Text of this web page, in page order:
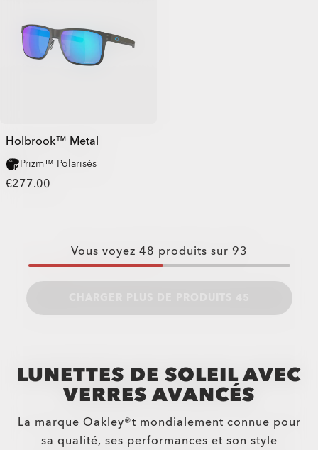
Holbrook™ Metal
Prizm™ Polarisés
€277.00
Vous voyez 48 produits sur 93
LUNETTES DE SOLEIL AVEC
VERRES AVANCÉS
La marque Oakley®t mondialement connue pour
sa qualité, ses performances et son style